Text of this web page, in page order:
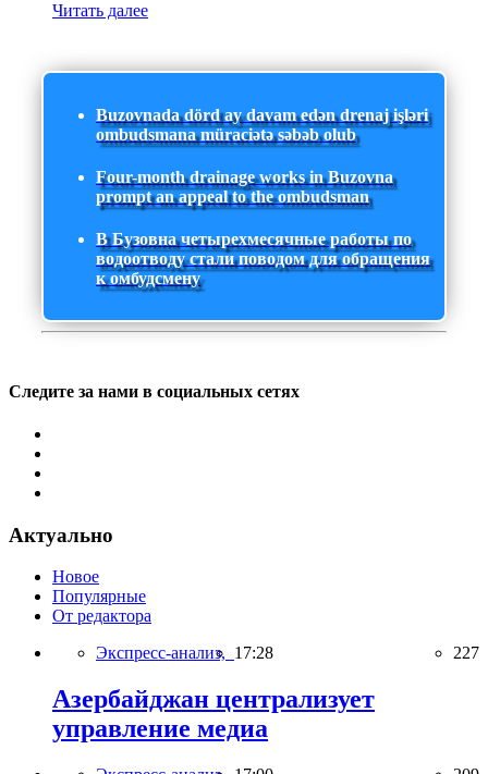
Читать далее
Buzovnada dörd ay davam edən drenaj işləri
ombudsmana müraciətə səbəb olub
Four-month drainage works in Buzovna
prompt an appeal to the ombudsman
В Бузовна четырехмесячные работы по
водоотводу стали поводом для обращения
к омбудсмену
Следите за нами в социальных сетях
Актуально
Новое
Популярные
От редактора
Экспресс-анализ, 17:28 227
Азербайджан централизует
управление медиа